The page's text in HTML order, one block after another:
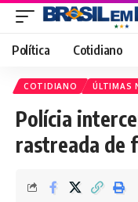
Política Cotidiano
COTIDIANO ÚLTIMAS
Polícia
rastreada de